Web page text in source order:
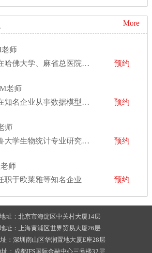
More
师
曾在哈佛大学、麻省总医院、哥伦比亚大学等实验室做研究人员
预约
老师
曾在知名企业从事数据模型工作
预约
师
耶鲁大学生物统计专业研究生，埃默里大学生物统计专业博士
预约
师
职于欧莱雅等知名企业
预约
址：北京市海淀区中关村大厦14层
地址：上海黄浦区世界贸易大厦26层
：深圳南山区华润置地大厦E座28层
址：成都IFS国际金融中心三号楼32层